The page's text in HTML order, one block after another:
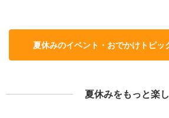
夏休みのイベント・おでかけトピッ
夏休みをもっと楽